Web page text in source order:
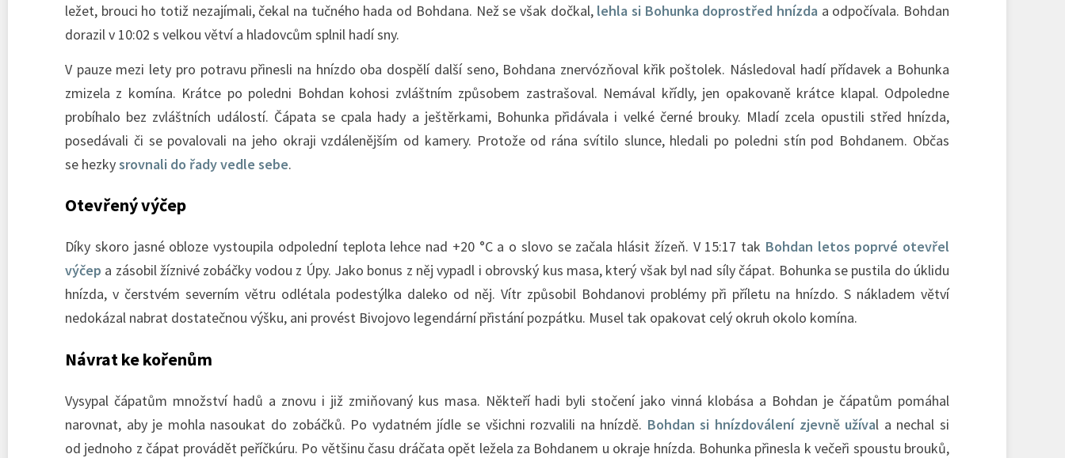
ležet, brouci ho totiž nezajímali, čekal na tučného hada od Bohdana. Než se však dočkal, lehla si Bohunka doprostřed hnízda a odpočívala. Bohdan
dorazil v 10:02 s velkou větví a hladovcům splnil hadí sny.
V pauze mezi lety pro potravu přinesli na hnízdo oba dospělí další seno, Bohdana znervózňoval křik poštolek. Následoval hadí přídavek a Bohunka
zmizela z komína. Krátce po poledni Bohdan kohosi zvláštním způsobem zastrašoval. Nemával křídly, jen opakovaně krátce klapal. Odpoledne
probíhalo bez zvláštních událostí. Čápata se cpala hady a ještěrkami, Bohunka přidávala i velké černé brouky. Mladí zcela opustili střed hnízda,
posedávali či se povalovali na jeho okraji vzdálenějším od kamery. Protože od rána svítilo slunce, hledali po poledni stín pod Bohdanem. Občas
se hezkysrovnali do řady vedle sebe.
Otevřený výčep
Díky skoro jasné obloze vystoupila odpolední teplota lehce nad +20 °C a o slovo se začala hlásit žízeň. V 15:17 tak Bohdan letos poprvé otevřel
výčep a zásobil žíznivé zobáčky vodou z Úpy. Jako bonus z něj vypadl i obrovský kus masa, který však byl nad síly čápat. Bohunka se pustila do úklidu
hnízda, v čerstvém severním větru odlétala podestýlka daleko od něj. Vítr způsobil Bohdanovi problémy při příletu na hnízdo. S nákladem větví
nedokázal nabrat dostatečnou výšku, ani provést Bivojovo legendární přistání pozpátku. Musel tak opakovat celý okruh okolo komína.
Návrat ke kořenům
Vysypal čápatům množství hadů a znovu i již zmiňovaný kus masa. Někteří hadi byli stočení jako vinná klobása a Bohdan je čápatům pomáhal
narovnat, aby je mohla nasoukat do zobáčků. Po vydatném jídle se všichni rozvalili na hnízdě. Bohdan si hnízdoválení zjevně užíval a nechal si
od jednoho z čápat provádět peříčkúru. Po většinu času dráčata opět ležela za Bohdanem u okraje hnízda. Bohunka přinesla k večeři spoustu brouků,